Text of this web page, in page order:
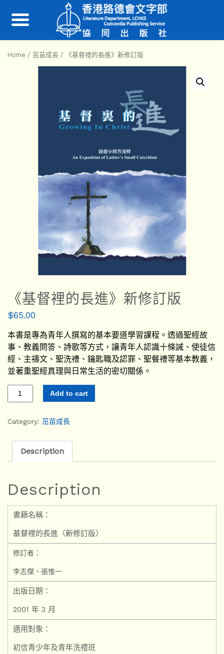
Home / 茁苗成長 / 《基督裡的長進》新修訂版
《基督裡的長進》新修訂版
$65.00
本書是專為青年人撰寫的基本要道學習課程。透過聖經故
事、教義問答、詩歌等方式，讓青年人認識十條誡、使徒信
經、主禱文、聖洗禮、鑰匙職及認罪、聖餐禮等基本教義，
並著重聖經真理與日常生活的密切關係。
Add to cart
Category: 茁苗成長
Description
Description
書籍名稱：
基督裡的長進（新修訂版）
修訂者：
李志傑、張惟一
出版日期：
2001 年 3 月
適用對象：
初信青少年及青年洗禮班